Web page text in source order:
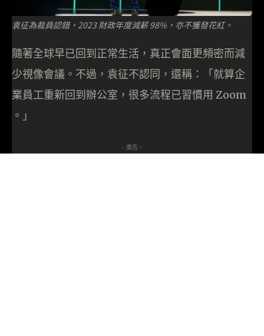
袁征為裁員認錯，2023 財政年度減薪 98%，亦不獲發花紅。
隨著全球早已回到正常生活，真正會面更頻密而減
少視像會議。不過，袁征不認同，還稱：「就算企
業員工重新回到辦公室，很多流程已習慣用 Zoom
。」
- 廣告 -